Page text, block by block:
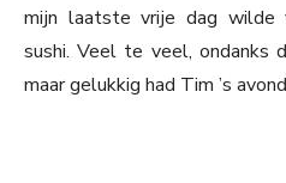
mijn laatste vrije dag wilde
sushi. Veel te veel, ondanks
maar gelukkig had Tim ’s